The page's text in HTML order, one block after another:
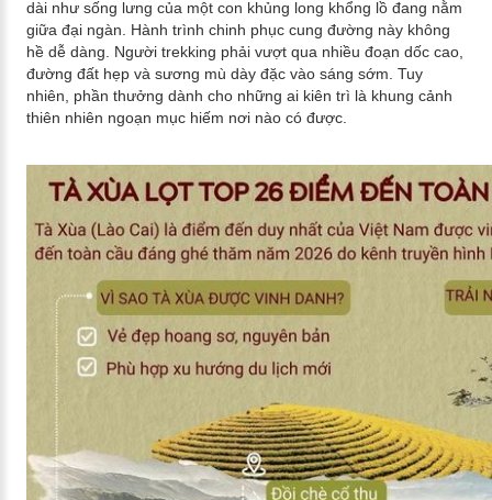
dài như sống lưng của một con khủng long khổng lồ đang nằm
giữa đại ngàn. Hành trình chinh phục cung đường này không
hề dễ dàng. Người trekking phải vượt qua nhiều đoạn dốc cao,
đường đất hẹp và sương mù dày đặc vào sáng sớm. Tuy
nhiên, phần thưởng dành cho những ai kiên trì là khung cảnh
thiên nhiên ngoạn mục hiếm nơi nào có được.